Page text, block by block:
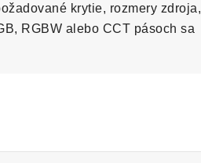
krytie, rozmery zdroja,
RGBW alebo CCT pásoch sa